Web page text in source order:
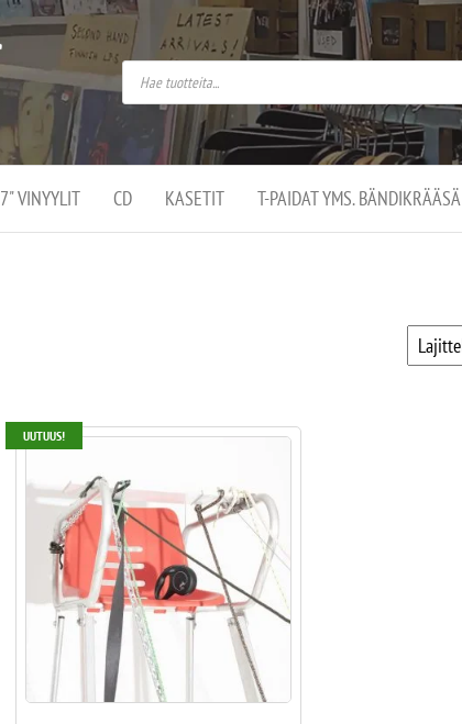
Stupido
Market –
verkossa
ja
kivijalassa
Stupido Market on
vaihtoehtomusaan
erikoistunut
verkko- sekä
kivijalkakauppa
Helsingissä
Kallion
7" VINYYLIT CD KASETIT T-PAIDAT YMS. BÄNDIKRÄÄSÄ
UUTUUS!